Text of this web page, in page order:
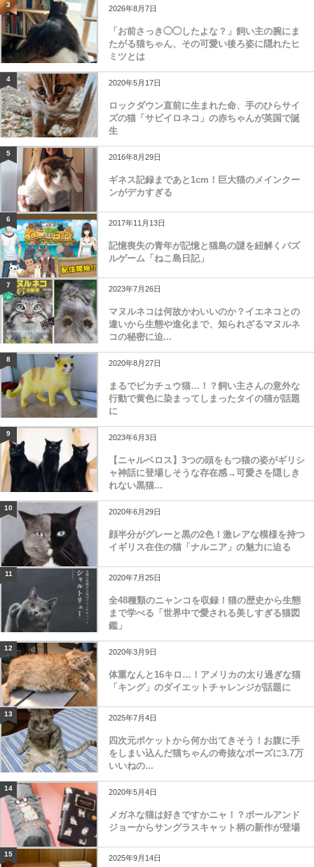
3 2026年8月7日
「お前さっき◯◯したよな？」飼い主の腕にま
たがる猫ちゃん、その可愛い後ろ姿に隠れたヒ
ミツとは
4 2020年5月17日
ロックダウン直前に生まれた命、手のひらサイ
ズの猫「サビイロネコ」の赤ちゃんが英国で誕
生
5 2016年8月29日
ギネス記録まであと1cm！巨大猫のメインクー
ンがデカすぎる
6 2017年11月13日
記憶喪失の青年が記憶と猫島の謎を紐解くパズ
ルゲーム「ねこ島日記」
7 2023年7月26日
マヌルネコは何故かわいいのか？イエネコとの
違いから生態や進化まで、知られざるマヌルネ
コの秘密に迫...
8 2020年8月27日
まるでピカチュウ猫…！？飼い主さんの意外な
行動で黄色に染まってしまったタイの猫が話題
に
9 2023年6月3日
【ニャルベロス】3つの頭をもつ猫の姿がギリシ
ャ神話に登場しそうな存在感→可愛さを隠しき
れない黒猫...
10 2020年6月29日
顔半分がグレーと黒の2色！激レアな模様を持つ
イギリス在住の猫「ナルニア」の魅力に迫る
11 2020年7月25日
全48種類のニャンコを収録！猫の歴史から生態
まで学べる「世界中で愛される美しすぎる猫図
鑑」
12 2020年3月9日
体重なんと16キロ…！アメリカの太り過ぎな猫
「キング」のダイエットチャレンジが話題に
13 2025年7月4日
四次元ポケットから何か出てきそう！お腹に手
をしまい込んだ猫ちゃんの奇抜なポーズに3.7万
いいねの...
14 2020年5月4日
メガネな猫は好きですかニャ！？ポールアンド
ジョーからサングラスキャット柄の新作が登場
15 2025年9月14日